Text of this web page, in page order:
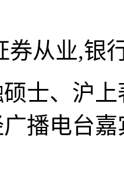
券从业,银
士、沪
广播电台